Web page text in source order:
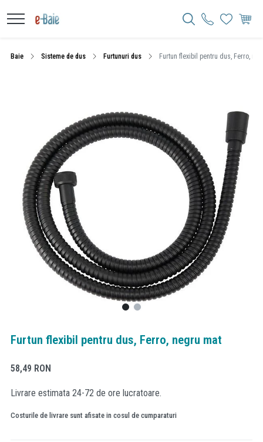
Baie Sisteme de dus Furtunuri dus Furtun flexibil pentru dus, Ferro,
Furtun flexibil pentru dus, Ferro, negru mat
58,49 RON
Livrare estimata 24-72 de ore lucratoare.
Costurile de livrare sunt afisate in cosul de cumparaturi